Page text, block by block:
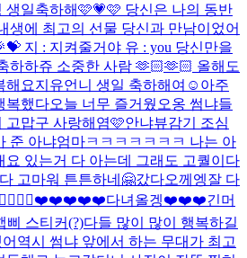
생일축하해🩷💗🩷 당신은 나의 동반
생에 최고의 선물 당신과 만남이었어
지 : 지켜줄거야 유 : you 당신만을
하하쥬 소중한 사람 🫶🏻🫶🏻 올해도
해요지유언니 생일 축하해여☺️ 아주
복했다오늘 너무 즐거웠오옹 썸냐들
고맙구 사랑해염🩷안냐뷰감기 조심
준 아냐엄마ㅋㅋㅋㅋㅋㅋㅋ 나는 아
요 있는거 다 아는데 그래도 고퀄이다
고마워 튼튼하네🤗갔다오께엥잘 다
다녀올겡❤️❤️❤️긴머
삐 스티커(?)다들 많이 많이 행복하길
역시 썸냐 앞에서 하는 무대가 최고